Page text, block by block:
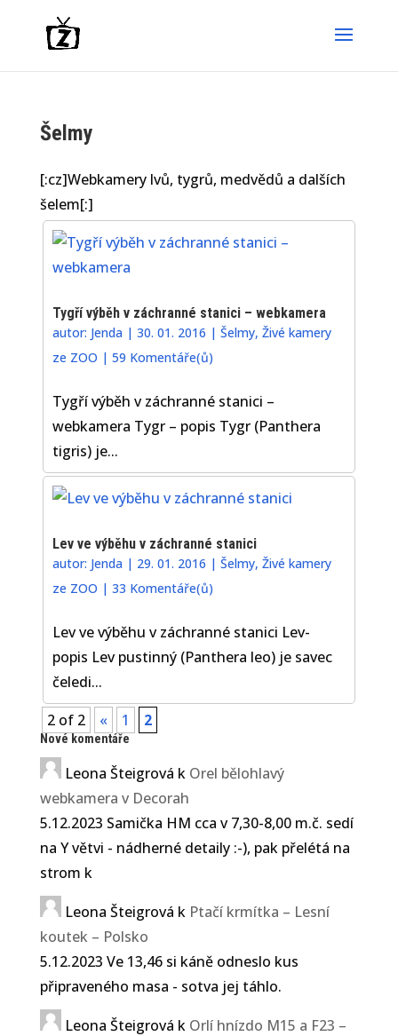
Šelmy
[:cz]Webkamery lvů, tygrů, medvědů a dalších
šelem[:]
Tygří výběh v záchranné stanici – webkamera
autor: Jenda |30. 01. 2016 |Šelmy,Živé kamery
ze ZOO |59 Komentáře(ů)
Tygří výběh v záchranné stanici –
webkamera Tygr – popis Tygr (Panthera
tigris) je...
Lev ve výběhu v záchranné stanici
autor: Jenda | 29. 01. 2016 |Šelmy,Živé kamery
ze ZOO |33 Komentáře(ů)
Lev ve výběhu v záchranné stanici Lev-
popis Lev pustinný (Panthera leo) je savec
čeledi...
2 of 2
« 1 2
Nové komentáře
Leona Šteigrová k Orel bělohlavý
webkamera v Decorah
5.12.2023 Samička HM cca v 7,30-8,00 m.č. sedí
na Y větvi - nádherné detaily :-), pak přelétá na
strom k
Leona Šteigrová k Ptačí krmítka – Lesní
koutek – Polsko
5.12.2023 Ve 13,46 si káně odneslo kus
připraveného masa - sotva jej táhlo.
Leona Šteigrová k Orlí hnízdo M15 a F23 –